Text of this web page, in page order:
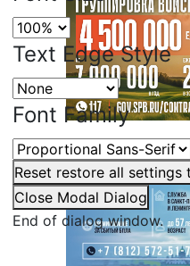
Text Edge Style
Font Family
Reset restore all settings
Close Modal Dialog
End of dialog window.